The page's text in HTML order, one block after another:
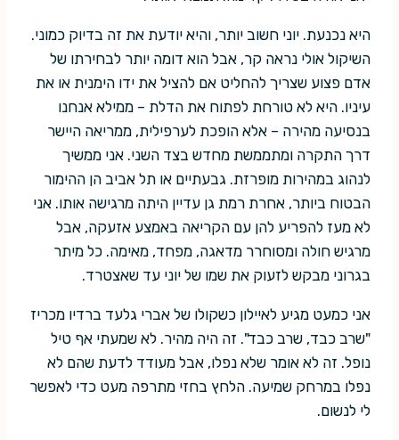
היא נכנעת. יוני חשוב יותר, והיא יודעת את זה בדיוק כמוני.
השיקול אולי נראה קר, אבל הוא דומה יותר לבחירתו של
אדם פצוע שצריך להחליט אם להציל את ידו הימנית או את
עיניו. היא לא טורחת לפתוח את הדלת – ממילא אנחנו
בנסיעה מהירה – אלא הופכת לערפילית, ממריאה היישר
דרך התקרה ומתממשת מחדש בצד השני. אני ממשיך
לנהוג במהירות מופרזת. גבעתיים או תל אביב הן ההימור
הבטוח ביותר, אחרת רמת גן עדיין היתה מרגישה אותו. אני
לא מעז להפריע להן עם הקריאה באמצע אזעקה, אבל
מרגיש חולה ומסוחרר מדאגה, מפחד, מאימה. כל מיתר
בגרוני מבקש לזעוק את שמו של יוני עד שאצטרד.
אני כמעט מגיע לאיילון כשקולו של אברי גלעד ברדיו מכריז
"שרב כבד, שרב כבד". זה היה מהיר. לא שמעתי אף טיל
נופל. זה לא אומר שלא נפלו, אבל מעודד לדעת שהם לא
נפלו במרחק שמיעה. הלחץ בחזי מתרפה מעט כדי לאפשר
לי לנשום.